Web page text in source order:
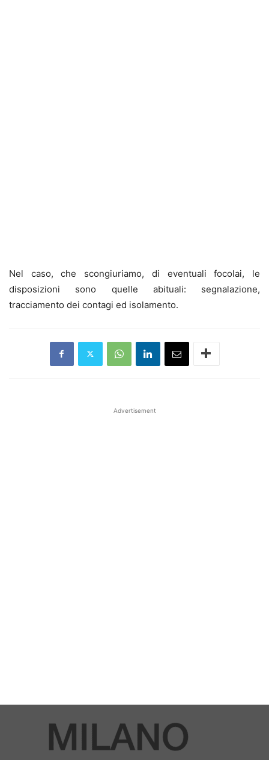
Nel caso, che scongiuriamo, di eventuali focolai, le
disposizioni sono quelle abituali: segnalazione,
tracciamento dei contagi ed isolamento.
Advertisement